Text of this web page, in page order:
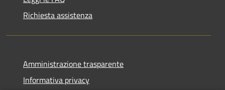
Richiesta assistenza
Amministrazione trasparente
Informativa privacy